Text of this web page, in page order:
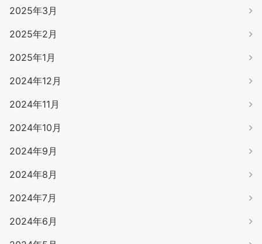
2025年3月
2025年2月
2025年1月
2024年12月
2024年11月
2024年10月
2024年9月
2024年8月
2024年7月
2024年6月